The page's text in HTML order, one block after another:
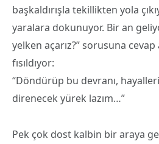
başkaldırışla tekillikten yola
yaralara dokunuyor. Bir an
yelken açarız?” sorusuna
fısıldıyor:
“Döndürüp bu devranı,
direnecek yürek lazım…”
Pek çok dost kalbin bir araya